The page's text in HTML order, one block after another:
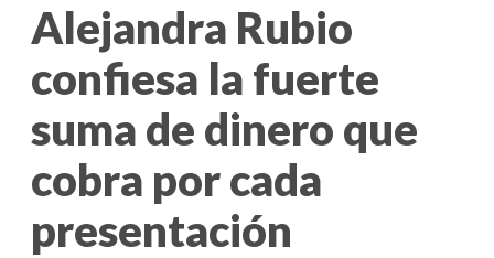
Alejandra Rubio
confiesa la fuerte
suma de dinero que
cobra por cada
presentación